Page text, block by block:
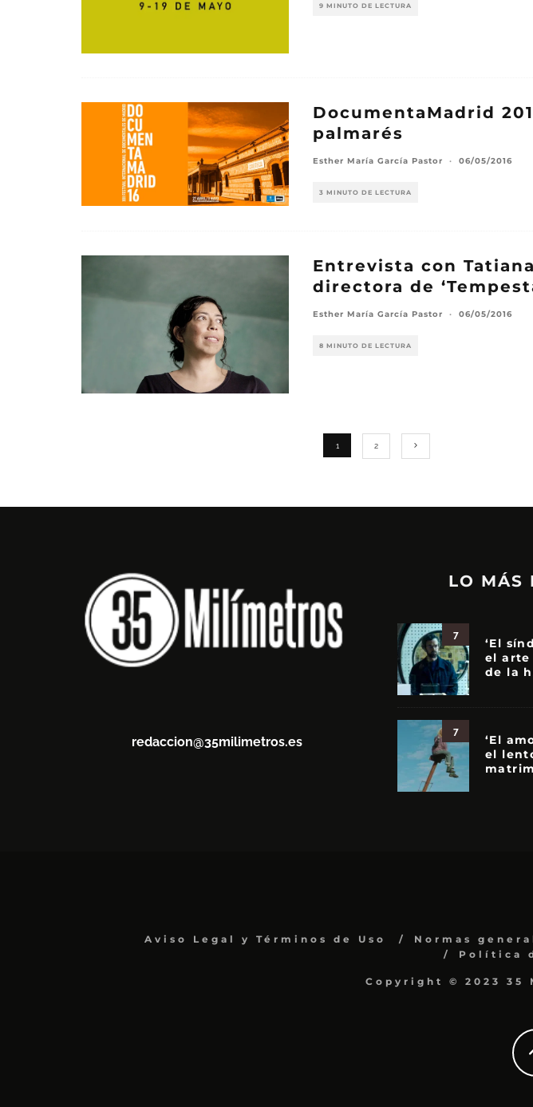
9 MINUTO DE LECTURA
DocumentaMadrid
palmarés
Esther María García Pastor · 06/05/2016
3 MINUTO DE LECTURA
Entrevista con
directora de
Esther María García Pastor · 06/05/2016
8 MINUTO DE LECTURA
1 2
redaccion@35milimetros.es
LO MÁS
7
‘El
el arte
de la
7
‘El
el
Aviso Legal y Términos de Uso Normas
Política
Copyright © 2023 35